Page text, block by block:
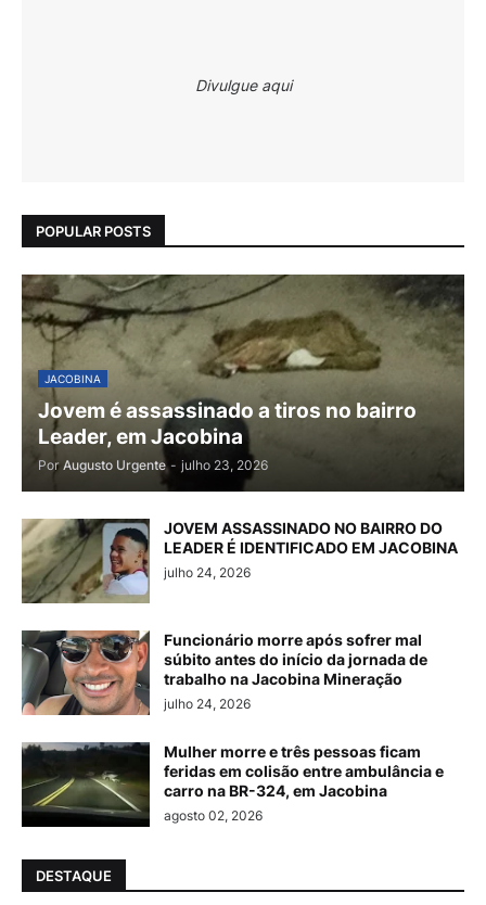
Divulgue aqui
POPULAR POSTS
JACOBINA
Jovem é assassinado a tiros no bairro
Leader, em Jacobina
Por Augusto Urgente - julho 23, 2026
JOVEM ASSASSINADO NO BAIRRO DO
LEADER É IDENTIFICADO EM JACOBINA
julho 24, 2026
Funcionário morre após sofrer mal
súbito antes do início da jornada de
trabalho na Jacobina Mineração
julho 24, 2026
Mulher morre e três pessoas ficam
feridas em colisão entre ambulância e
carro na BR-324, em Jacobina
agosto 02, 2026
DESTAQUE